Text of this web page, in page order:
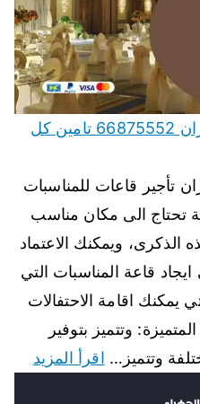
تأجير قاعات للمناسبات الخيران 66875552 تامين كل
تأجير قاعات للمناسبات
تحتاج الى مكان مناسب
الذكرى، ويمكنك الاعتماد
قاعة المناسبات التي
يمكنك اقامة الاحتفالات
وتتميز بتوفير
وتتميز… اقرأ المزيد